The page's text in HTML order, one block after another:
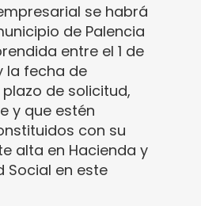
se habrá
de Palencia
entre el 1 de
la fecha de
de solicitud,
y que estén
con su
alta en Hacienda y
Social en este